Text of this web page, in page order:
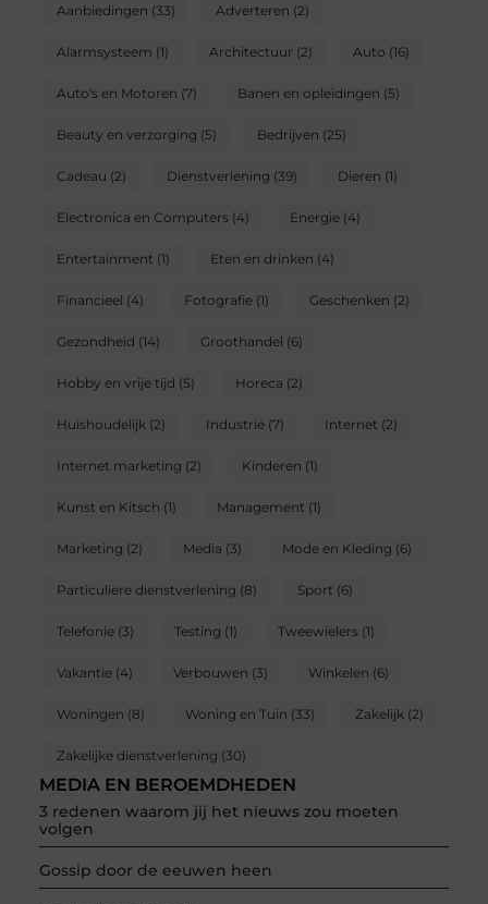
Aanbiedingen (33) Adverteren (2)
Alarmsysteem (1) Architectuur (2) Auto (16)
Auto's en Motoren (7) Banen en opleidingen (5)
Beauty en verzorging (5) Bedrijven (25)
Cadeau (2) Dienstverlening (39) Dieren (1)
Electronica en Computers(4) Energie(4)
Entertainment (1) Eten en drinken (4)
Financieel (4) Fotografie(1) Geschenken (2)
Gezondheid (14) Groothandel (6)
Hobby en vrije tijd (5) Horeca (2)
Huishoudelijk (2) Industrie(7) Internet (2)
Internet marketing (2) Kinderen (1)
Kunst en Kitsch (1) Management (1)
Marketing (2) Media (3) Mode en Kleding (6)
Particuliere dienstverlening (8) Sport (6)
Telefonie(3) Testing (1) Tweewielers(1)
Vakantie(4) Verbouwen (3) Winkelen (6)
Woningen (8) Woning en Tuin (33) Zakelijk (2)
Zakelijke dienstverlening (30)
MEDIA EN BEROEMDHEDEN
3 redenen waarom jij het nieuws zou moeten
volgen
Gossip door de eeuwen heen